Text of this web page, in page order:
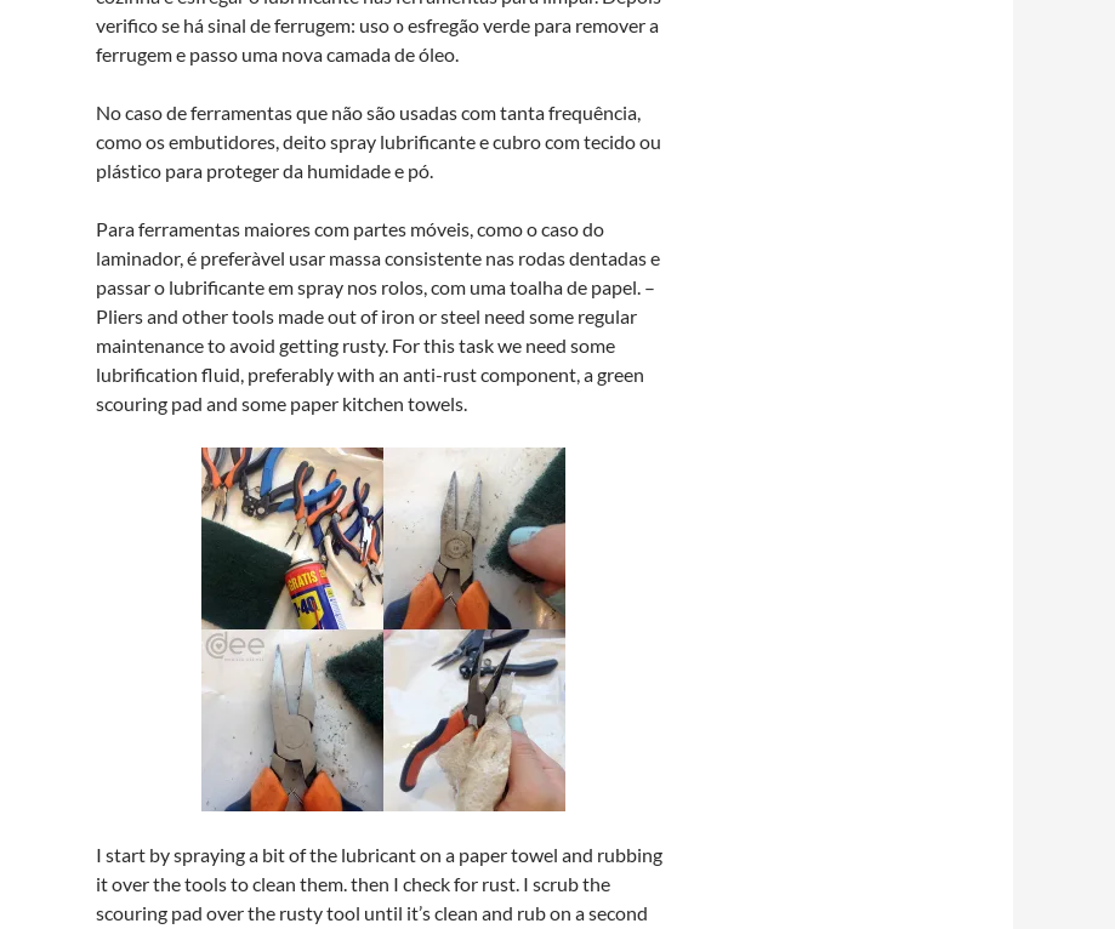
verifico se há sinal de ferrugem: uso o esfregão verde para remover a
ferrugem e passo uma nova camada de óleo.
No caso de ferramentas que não são usadas com tanta frequência,
como os embutidores, deito spray lubrificante e cubro com tecido ou
plástico para proteger da humidade e pó.
Para ferramentas maiores com partes móveis, como o caso do
laminador, é preferà­vel usar massa consistente nas rodas dentadas e
passar o lubrificante em spray nos rolos, com uma toalha de papel. –
Pliers and other tools made out of iron or steel need some regular
maintenance to avoid getting rusty. For this task we need some
lubrification fluid, preferably with an anti-rust component, a green
scouring pad and some paper kitchen towels.
I start by spraying a bit of the lubricant on a paper towel and rubbing
it over the tools to clean them. then I check for rust. I scrub the
scouring pad over the rusty tool until it’s clean and rub on a second